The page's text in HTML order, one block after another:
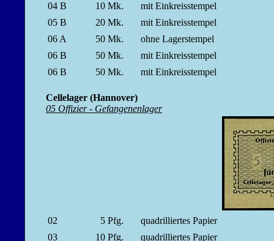
04 B
10 Mk.
mit Einkreisstempel
05 B
20 Mk.
mit Einkreisstempel
06 A
50 Mk.
ohne Lagerstempel
06 B
50 Mk.
mit Einkreisstempel
06 B
50 Mk. mit Einkreisstempel
Cellelager (Hannover)
05 Offizier - Gefangenenlager
02 5 Pfg.
quadrilliertes Papier
03
10 Pfg. quadrilliertes Papier